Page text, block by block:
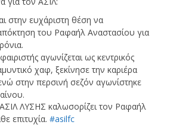
στην ευχάριστη θέση να
του Ραφαήλ Αναστασίου για
αγωνίζεται ως κεντρικός
χαφ, ξεκίνησε την καριέρα
στην περσινή σεζόν αγωνίστηκε
ΛΥΣΗΣ καλωσορίζει τον Ραφαήλ
επιτυχία. #asilfc